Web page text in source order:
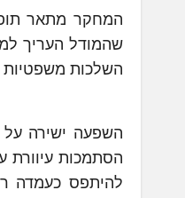
המחקר מתאר
שהמודל העריך
השלכות משפטיות
השפעה ישירה על
להיתפס כעמדה